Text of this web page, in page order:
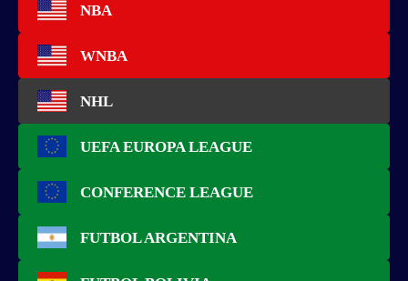
NBA
WNBA
NHL
UEFA EUROPA LEAGUE
CONFERENCE LEAGUE
FUTBOL ARGENTINA